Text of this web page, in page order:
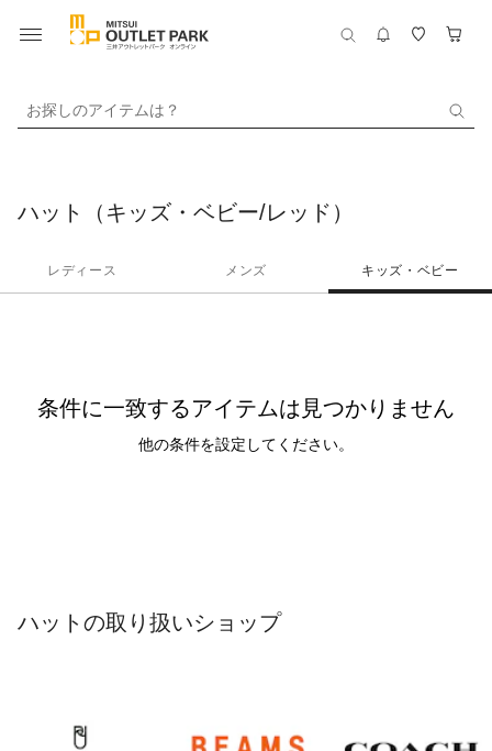
お探しのアイテムは？
ハット（キッズ・ベビー/レッド）
レディース メンズ キッズ・ベビー
条件に一致するアイテムは見つかりません
他の条件を設定してください。
ハットの取り扱いショップ